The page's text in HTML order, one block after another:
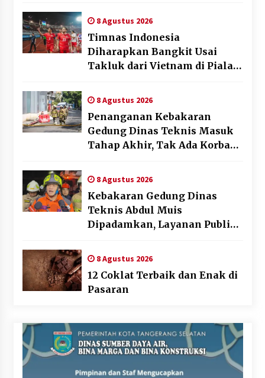
8 Agustus 2026
Timnas Indonesia
Diharapkan Bangkit Usai
Takluk dari Vietnam di Piala
8 Agustus 2026
Penanganan Kebakaran
Gedung Dinas Teknis Masuk
Tahap Akhir, Tak Ada Korban
8 Agustus 2026
Kebakaran Gedung Dinas
Teknis Abdul Muis
Dipadamkan, Layanan Publik
8 Agustus 2026
12 Coklat Terbaik dan Enak di
Pasaran